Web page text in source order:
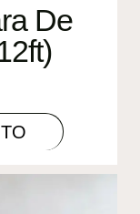
De